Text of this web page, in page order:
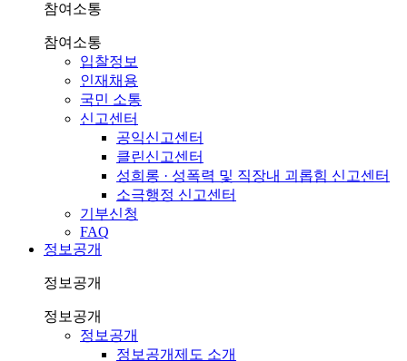
참여소통
참여소통
입찰정보
인재채용
국민 소통
신고센터
공익신고센터
클린신고센터
성희롱 · 성폭력 및 직장내 괴롭힘 신고센터
소극행정 신고센터
기부신청
FAQ
정보공개
정보공개
정보공개
정보공개
정보공개제도 소개